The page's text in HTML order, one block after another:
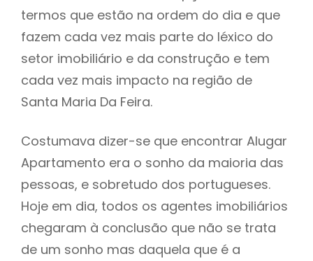
termos que estão na ordem do dia e que
fazem cada vez mais parte do léxico do
setor imobiliário e da construção e tem
cada vez mais impacto na região de
Santa Maria Da Feira.
Costumava dizer-se que encontrar Alugar
Apartamento era o sonho da maioria das
pessoas, e sobretudo dos portugueses.
Hoje em dia, todos os agentes imobiliários
chegaram à conclusão que não se trata
de um sonho mas daquela que é a